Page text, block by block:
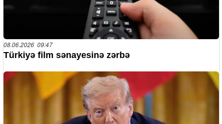
08.06.2026 09:47
Türkiyə film sənayesinə zərbə